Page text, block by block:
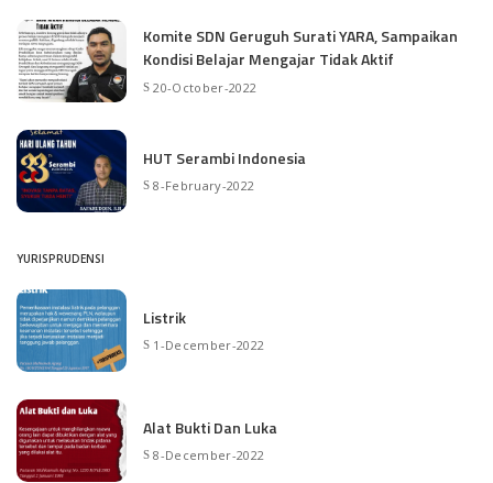
Komite SDN Geruguh Surati YARA, Sampaikan
Kondisi Belajar Mengajar Tidak Aktif
20-October-2022
HUT Serambi Indonesia
8-February-2022
YURISPRUDENSI
Listrik
1-December-2022
Alat Bukti Dan Luka
8-December-2022